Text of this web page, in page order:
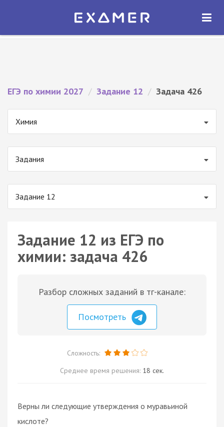
Экзамер — ЕГЭ 2027
ОТКРЫТЬ
ЕГЭ по химии 2027 / Задание 12 / Задача 426
Химия
Задания
Задание 12
Задание 12 из ЕГЭ по
химии: задача 426
Разбор сложных заданий в тг-канале:
Посмотреть
Сложность:
Среднее время решения: 18 сек.
Верны ли следующие утверждения о муравьиной
кислоте?